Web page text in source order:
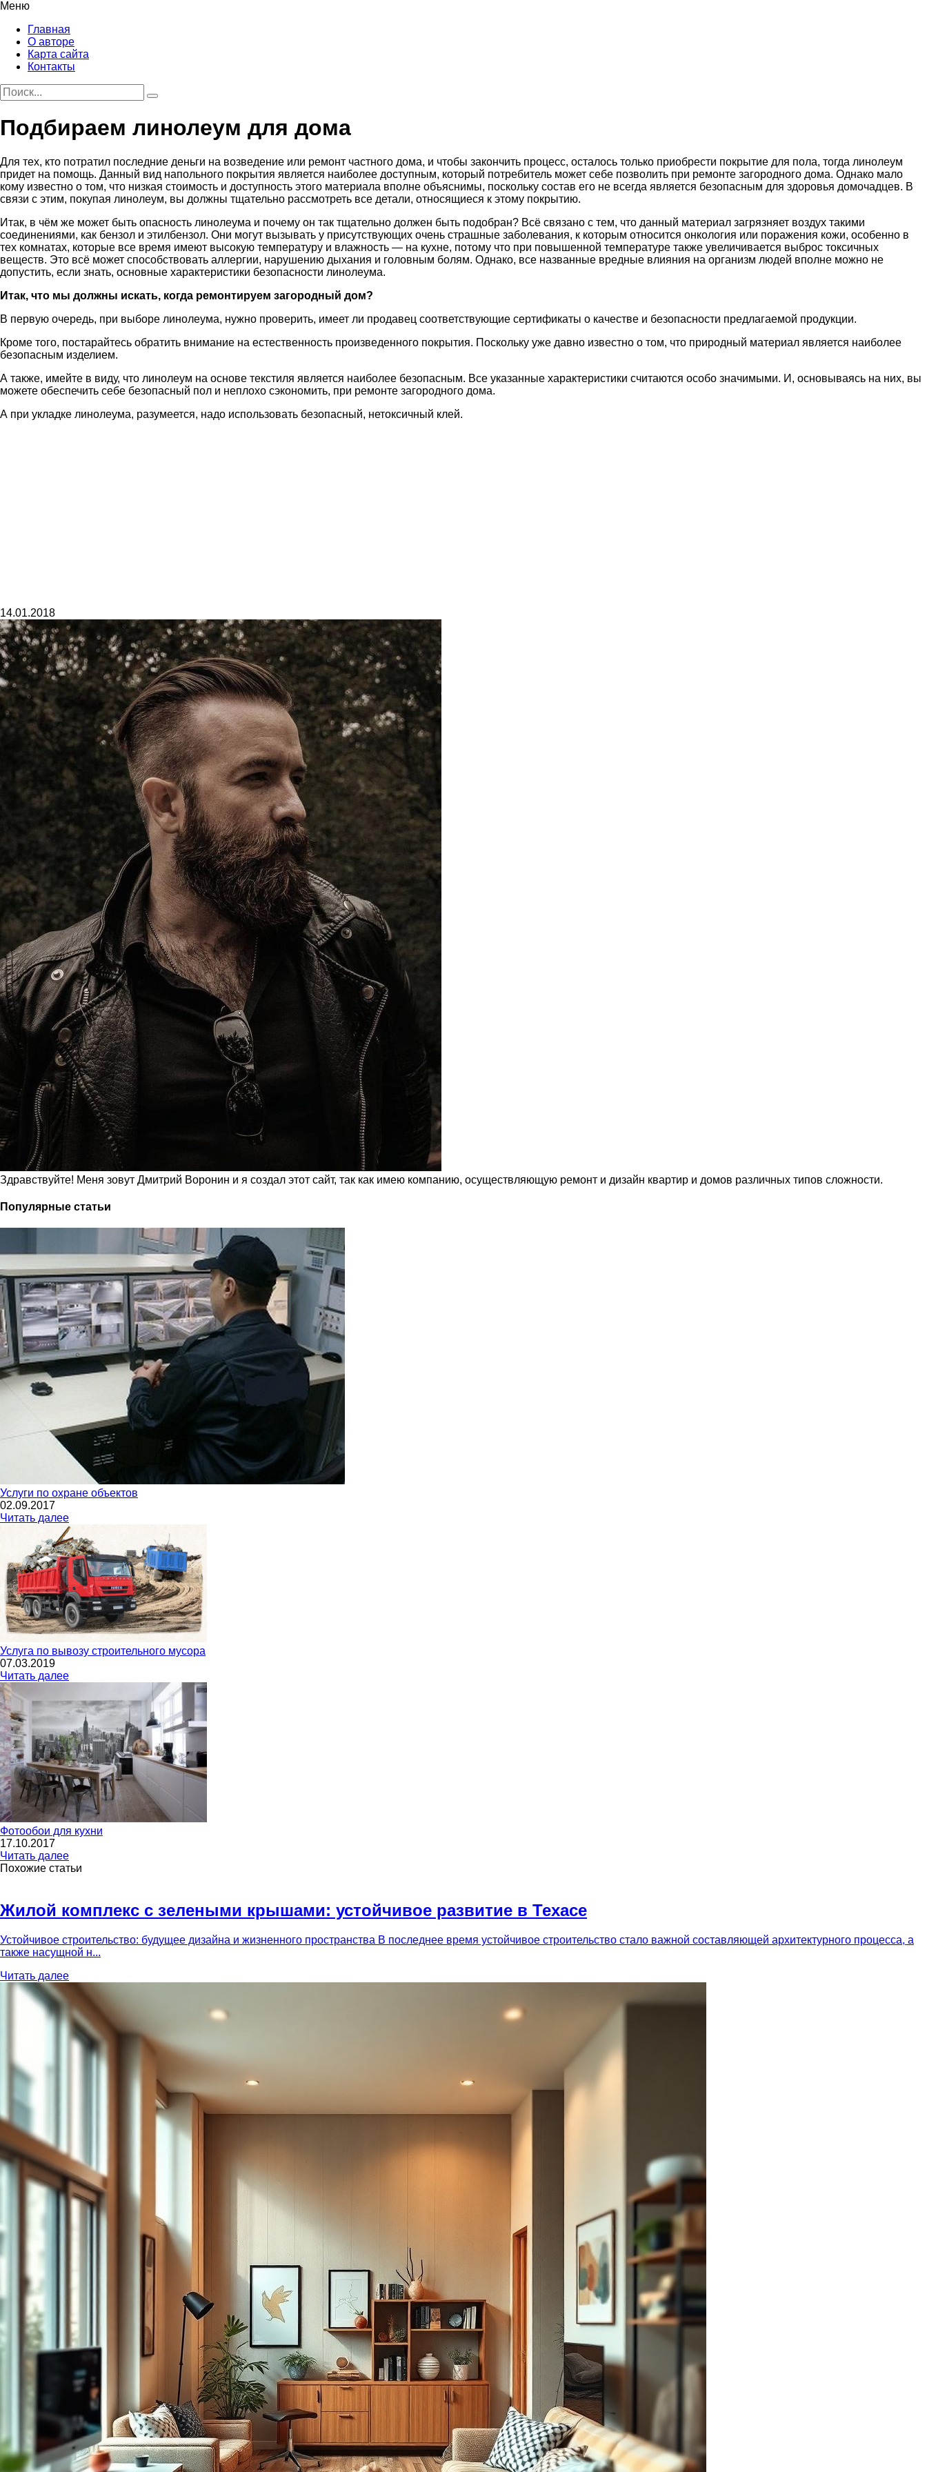
Меню
Главная
О авторе
Карта сайта
Контакты
Подбираем линолеум для дома
Для тех, кто потратил последние деньги на возведение или ремонт частного дома, и чтобы закончить процесс, осталось только приобрести покрытие для пола, тогда линолеум
придет на помощь. Данный вид напольного покрытия является наиболее доступным, который потребитель может себе позволить при ремонте загородного дома. Однако мало
кому известно о том, что низкая стоимость и доступность этого материала вполне объяснимы, поскольку состав его не всегда является безопасным для здоровья домочадцев. В
связи с этим, покупая линолеум, вы должны тщательно рассмотреть все детали, относящиеся к этому покрытию.
Итак, в чём же может быть опасность линолеума и почему он так тщательно должен быть подобран? Всё связано с тем, что данный материал загрязняет воздух такими
соединениями, как бензол и этилбензол. Они могут вызывать у присутствующих очень страшные заболевания, к которым относится онкология или поражения кожи, особенно в
тех комнатах, которые все время имеют высокую температуру и влажность — на кухне, потому что при повышенной температуре также увеличивается выброс токсичных
веществ. Это всё может способствовать аллергии, нарушению дыхания и головным болям. Однако, все названные вредные влияния на организм людей вполне можно не
допустить, если знать, основные характеристики безопасности линолеума.
Итак, что мы должны искать, когда ремонтируем загородный дом?
В первую очередь, при выборе линолеума, нужно проверить, имеет ли продавец соответствующие сертификаты о качестве и безопасности предлагаемой продукции.
Кроме того, постарайтесь обратить внимание на естественность произведенного покрытия. Поскольку уже давно известно о том, что природный материал является наиболее
безопасным изделием.
А также, имейте в виду, что линолеум на основе текстиля является наиболее безопасным. Все указанные характеристики считаются особо значимыми. И, основываясь на них, вы
можете обеспечить себе безопасный пол и неплохо сэкономить, при ремонте загородного дома.
А при укладке линолеума, разумеется, надо использовать безопасный, нетоксичный клей.
14.01.2018
Здравствуйте! Меня зовут Дмитрий Воронин и я создал этот сайт, так как имею компанию, осуществляющую ремонт и дизайн квартир и домов различных типов сложности.
Популярные статьи
Услуги по охране объектов
02.09.2017
Читать далее
Услуга по вывозу строительного мусора
07.03.2019
Читать далее
Фотообои для кухни
17.10.2017
Читать далее
Похожие статьи
Жилой комплекс с зелеными крышами: устойчивое развитие в Техасе
Устойчивое строительство: будущее дизайна и жизненного пространства В последнее время устойчивое строительство стало важной составляющей архитектурного процесса, а
также насущной н...
Читать далее